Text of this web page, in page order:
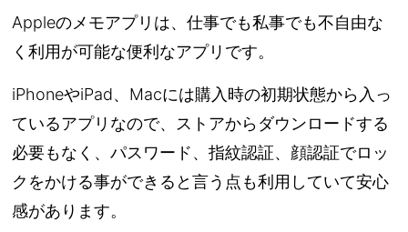
Appleのメモアプリは、仕事でも私事でも不自由な
く利用が可能な便利なアプリです。
iPhoneやiPad、Macには購入時の初期状態から入っ
ているアプリなので、ストアからダウンロードする
必要もなく、パスワード、指紋認証、顔認証でロッ
クをかける事ができると言う点も利用していて安心
感があります。